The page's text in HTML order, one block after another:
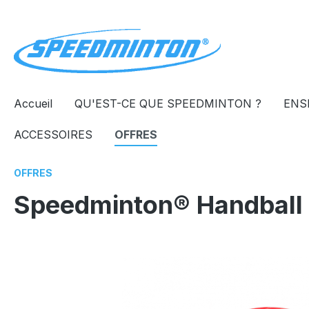
Accueil QU'EST-CE QUE SPEEDMINTON ?
ACCESSOIRES OFFRES
OFFRES
Speedminton® Handball